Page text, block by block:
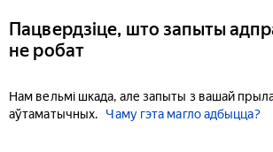
Пацвердзіце, што запыты
не робат
Нам вельмі шкада, але запыты з вашай
аўтаматычных.
Чаму гэта магло адбыцца?